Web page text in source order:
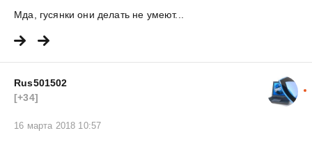
Мда, гусянки они делать не умеют...
Rus501502
[+34]
16 марта 2018 10:57